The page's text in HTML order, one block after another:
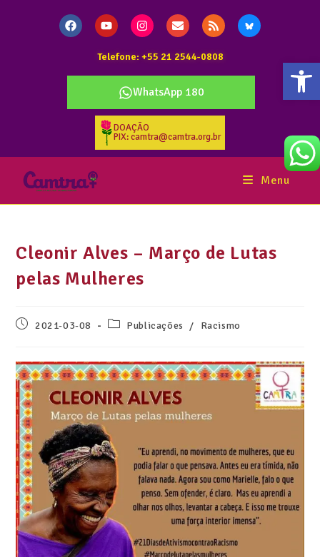
Telefone: +55 21 2544-0808
WhatsApp 180
DOAÇÃO
PIX: camtra@camtra.org.br
Menu
Cleonir Alves – Março de Lutas
pelas Mulheres
2021-03-08 Publicações / Racismo